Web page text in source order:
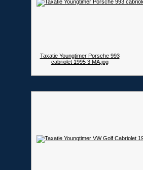
Taxatie Youngtimer Porsche 993
cabriolet 1995 3 MA.jpg